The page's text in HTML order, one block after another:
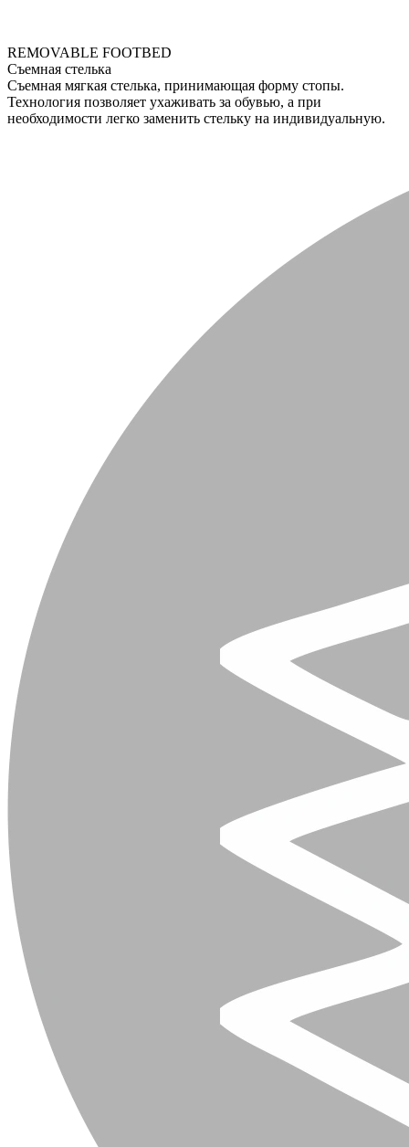
REMOVABLE FOOTBED
Съемная стелька
Съемная мягкая стелька, принимающая форму стопы.
Технология позволяет ухаживать за обувью, а при
необходимости легко заменить стельку на индивидуальную.